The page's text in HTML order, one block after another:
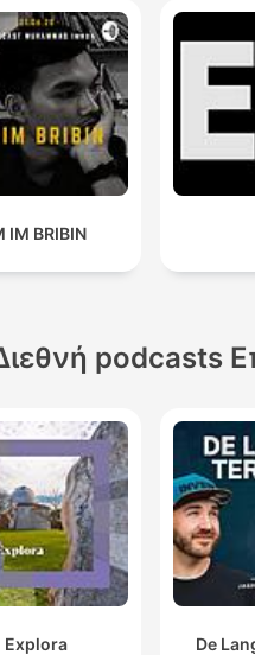
IM BRIBIN
podcasts
Explora De